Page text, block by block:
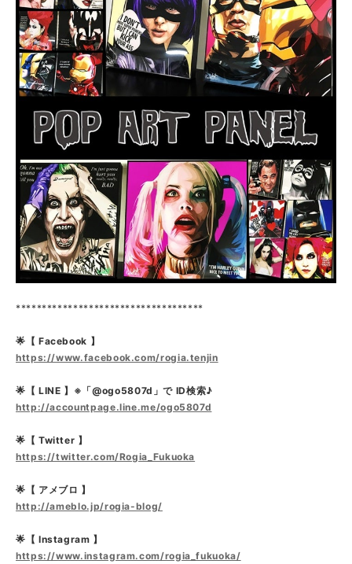
************************************
🌟【 Facebook 】
https://www.facebook.com/rogia.tenjin
🌟【 LINE 】※「@ogo5807d」で ID検索♪
http://accountpage.line.me/ogo5807d
🌟【 Twitter 】
https://twitter.com/Rogia_Fukuoka
🌟【 アメブロ 】
http://ameblo.jp/rogia-blog/
🌟【 Instagram 】
https://www.instagram.com/rogia_fukuoka/